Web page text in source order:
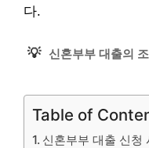
다.
💡 신혼부부 대출의
Table of
신혼부부 대출 신청